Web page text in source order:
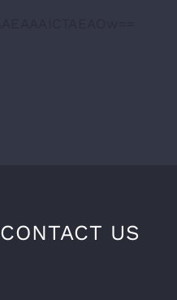
CONTACT US